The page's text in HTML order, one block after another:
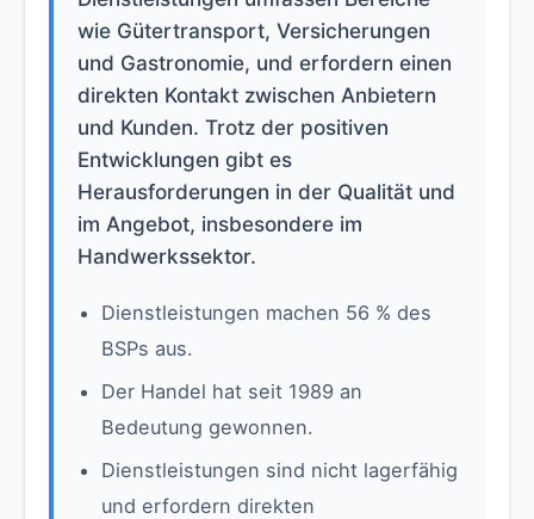
wie Gütertransport, Versicherungen
und Gastronomie, und erfordern einen
direkten Kontakt zwischen Anbietern
und Kunden. Trotz der positiven
Entwicklungen gibt es
Herausforderungen in der Qualität und
im Angebot, insbesondere im
Handwerkssektor.
Dienstleistungen machen 56 % des
BSPs aus.
Der Handel hat seit 1989 an
Bedeutung gewonnen.
Dienstleistungen sind nicht lagerfähig
und erfordern direkten